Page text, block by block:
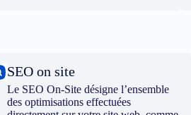
SEO on site
Le SEO On-Site désigne l’ensemble
des optimisations effectuées